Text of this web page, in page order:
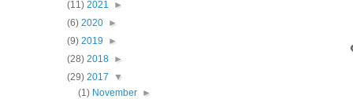
►
2021
(11)
►
2020
(6)
►
2019
(9)
►
2018
(28)
▼
2017
(29)
►
November
(1)